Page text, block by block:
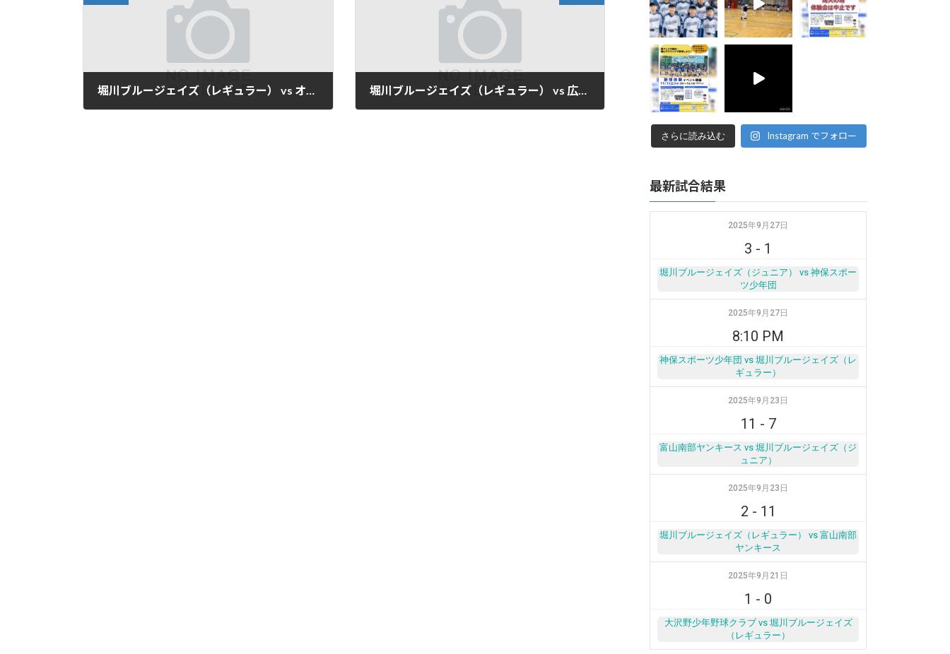
堀川ブルージェイズ（レギュラー） vs オール富山 堀川ブルージェイズ（レギュラー） vs 広田ベイスターズ
さらに読み込む Instagram でフォロー
最新試合結果
2025年9月27日
3 - 1
堀川ブルージェイズ（ジュニア） vs 神保スポー
ツ少年団
2025年9月27日
8:10 PM
神保スポーツ少年団 vs 堀川ブルージェイズ（レ
ギュラー）
2025年9月23日
11 - 7
富山南部ヤンキース vs 堀川ブルージェイズ（ジ
ュニア）
2025年9月23日
2 - 11
堀川ブルージェイズ（レギュラー） vs 富山南部
ヤンキース
2025年9月21日
1 - 0
大沢野少年野球クラブ vs 堀川ブルージェイズ
（レギュラー）